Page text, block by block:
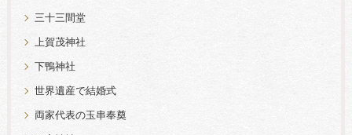
三十三間堂
上賀茂神社
下鴨神社
世界遺産で結婚式
両家代表の玉串奉奠